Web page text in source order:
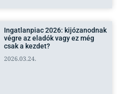
Ingatlanpiac 2026: kijózanodnak
végre az eladók vagy ez még
csak a kezdet?
2026.03.24.